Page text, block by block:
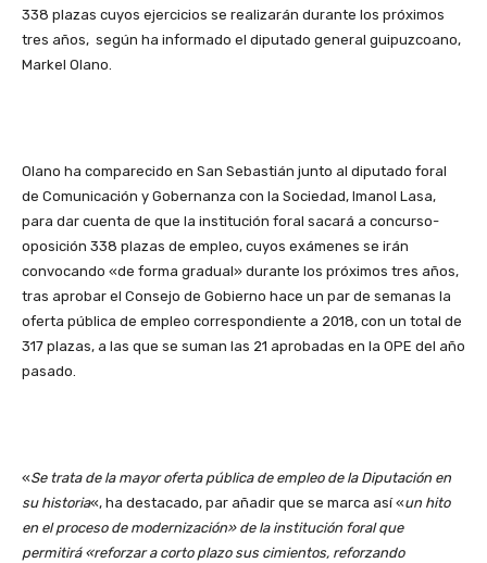
338 plazas cuyos ejercicios se realizarán durante los próximos
tres años, según ha informado el diputado general guipuzcoano,
Markel Olano.
Olano ha comparecido en San Sebastián junto al diputado foral
de Comunicación y Gobernanza con la Sociedad, Imanol Lasa,
para dar cuenta de que la institución foral sacará a concurso-
oposición 338 plazas de empleo, cuyos exámenes se irán
convocando «de forma gradual» durante los próximos tres años,
tras aprobar el Consejo de Gobierno hace un par de semanas la
oferta pública de empleo correspondiente a 2018, con un total de
317 plazas, a las que se suman las 21 aprobadas en la OPE del año
pasado.
«Se trata de la mayor oferta pública de empleo de la Diputación en
su historia«, ha destacado, par añadir que se marca así «un hito
en el proceso de modernización» de la institución foral que
permitirá «reforzar a corto plazo sus cimientos, reforzando